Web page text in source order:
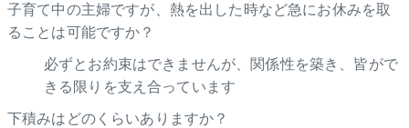
子育て中の主婦ですが、熱を出した時など急にお休みを取
ることは可能ですか？
必ずとお約束はできませんが、関係性を築き、皆がで
きる限りを支え合っています
下積みはどのくらいありますか？